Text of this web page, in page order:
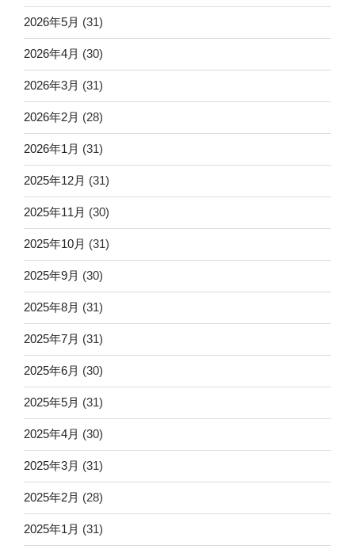
2026年5月 (31)
2026年4月 (30)
2026年3月 (31)
2026年2月 (28)
2026年1月 (31)
2025年12月 (31)
2025年11月 (30)
2025年10月 (31)
2025年9月 (30)
2025年8月 (31)
2025年7月 (31)
2025年6月 (30)
2025年5月 (31)
2025年4月 (30)
2025年3月 (31)
2025年2月 (28)
2025年1月 (31)